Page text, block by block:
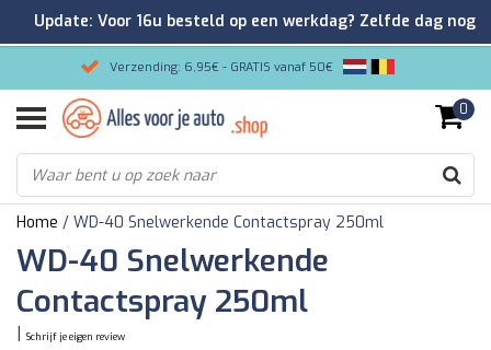
Verzending: 6,95€ - GRATIS vanaf 50€
Gemakkelijk bestellen/Veilig betalen
9.2/10 Klantenrating via Kiyoh!
0
Home / WD-40 Snelwerkende Contactspray 250ml
WD-40 Snelwerkende
Contactspray 250ml
Schrijf je eigen review
Update: Voor 16u besteld op een werkdag? Zelfde dag nog
verzonden!